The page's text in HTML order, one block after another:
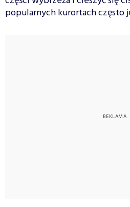
popularnych kurortach często